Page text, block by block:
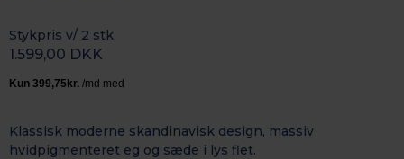
Stykpris v/ 2 stk.
1.599,00 DKK
Klassisk moderne skandinavisk design, massiv
hvidpigmenteret eg og sæde i lys flet.